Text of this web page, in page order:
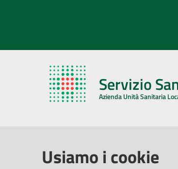
Servizio
Azienda Unità Sanitaria
Usiamo i cookie